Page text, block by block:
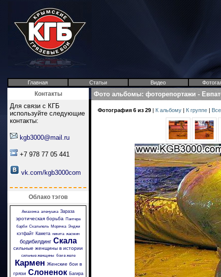
Главная Статьи Видео
Контакты
Для связи с КГБ
используйте следующие
контакты:
kgb3000@mail.ru
+7 978 77 05 441
vk.com/kgb3000com
Облако тэгов
Амазонка аленушка Зараза
эротическая борьба
Пантера
барби Скальпель Морячка Энджи
кэтфайт Камета никита жасмин
бодибилдинг Скала
сильные женщины в истории
сильные женщины бои в желе
Кармен Женские бои в
грязи Слоненок Багира
Фото альбомы: фоторепортажи -
Фотография 6 из 29 | К альбому | К группе |